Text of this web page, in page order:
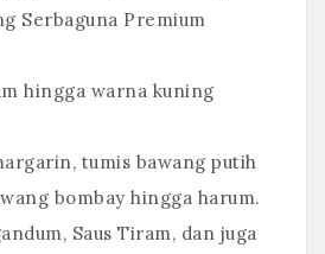
Serbaguna Premium
hingga warna kuning
tumis bawang putih
bombay hingga harum.
Saus Tiram, dan juga